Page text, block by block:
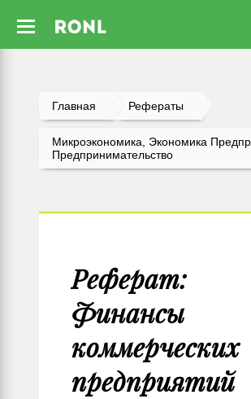
Главная Рефераты
Микроэкономика, Экономика
Предпринимательство
Реферат:
Финансы
коммерческих
предприятий